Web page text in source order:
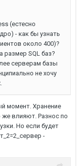
(естесно
- как бы узнать
около 400)?
размер SQL баз?
серверам базы
не хочу
момент. Хранение
же влияют. Разнос по
Но если будет
-